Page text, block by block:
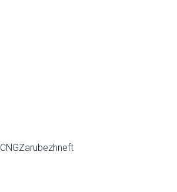
CNGZarubezhneft